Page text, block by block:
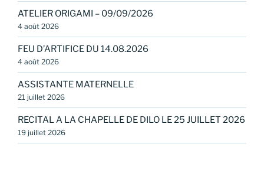
ATELIER ORIGAMI – 09/09/2026
4 août 2026
FEU D’ARTIFICE DU 14.08.2026
4 août 2026
ASSISTANTE MATERNELLE
21 juillet 2026
RECITAL A LA CHAPELLE DE DILO LE 25 JUILLET 2026
19 juillet 2026